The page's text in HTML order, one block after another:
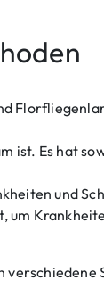
ist. Es hat
und
um